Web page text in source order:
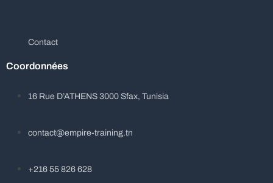
Contact
Coordonnées
16 Rue D’ATHENS 3000 Sfax, Tunisia
contact@empire-training.tn
+216 55 826 628